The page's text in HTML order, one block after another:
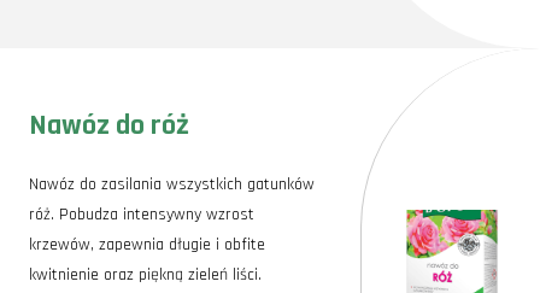
Nawóz do róż
Nawóz do zasilania wszystkich gatunków
róż. Pobudza intensywny wzrost
krzewów, zapewnia długie i obfite
kwitnienie oraz piękną zieleń liści.